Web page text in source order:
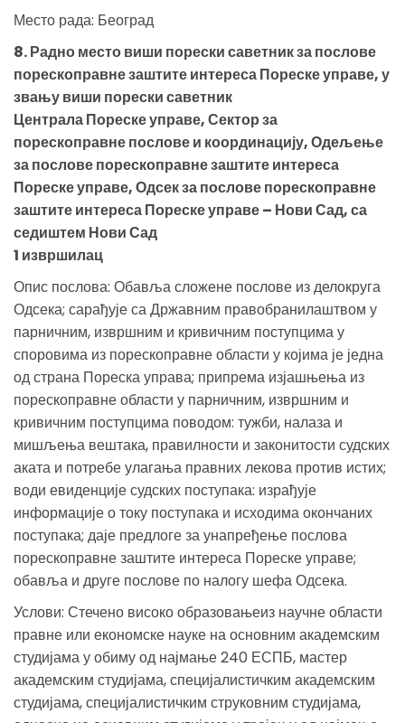
Место рада: Београд
8. Радно место виши порески саветник за послове
порескоправне заштите интереса Пореске управе, у
звању виши порески саветник
Централа Пореске управе, Сектор за
порескоправне послове и координацију, Одељење
за послове порескоправне заштите интереса
Пореске управе, Одсек за послове порескоправне
заштите интереса Пореске управе – Нови Сад, са
седиштем Нови Сад
1 извршилац
Опис послова: Обавља сложене послове из делокруга
Одсека; сарађује са Државним правобранилаштвом у
парничним, извршним и кривичним поступцима у
споровима из порескоправне области у којима је једна
од страна Пореска управа; припрема изјашњења из
порескоправне области у парничним, извршним и
кривичним поступцима поводом: тужби, налаза и
мишљења вештака, правилности и законитости судских
аката и потребе улагања правних лекова против истих;
води евиденције судских поступака: израђује
информације о току поступака и исходима окончаних
поступака; даје предлоге за унапређење послова
порескоправне заштите интереса Пореске управе;
обавља и друге послове по налогу шефа Одсека.
Услови: Стечено високо образовањеиз научне области
правне или економске науке на основним академским
студијама у обиму од најмање 240 ЕСПБ, мастер
академским студијама, специјалистичким академским
студијама, специјалистичким струковним студијама,